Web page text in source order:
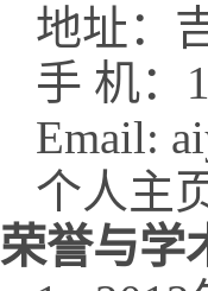
地址：
手 机：
Email:
个人主
荣誉与学